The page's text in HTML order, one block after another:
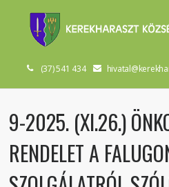
(37) 541 434
9-2025. (XI.26.)
RENDELET A